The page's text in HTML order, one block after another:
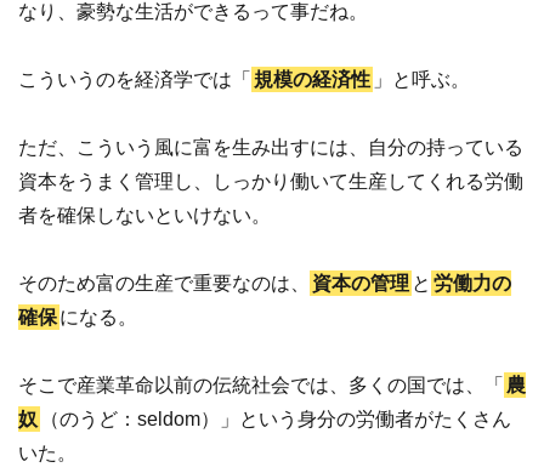
なり、豪勢な生活ができるって事だね。
こういうのを経済学では「 規模の経済性 」と呼ぶ。
ただ、こういう風に富を生み出すには、自分の持っている
資本をうまく管理し、しっかり働いて生産してくれる労働
者を確保しないといけない。
そのため富の生産で重要なのは、 資本の管理 と 労働力の
確保になる。
そこで産業革命以前の伝統社会では、多くの国では、「 農
奴
（のうど：seldom）」という身分の労働者がたくさん
いた。